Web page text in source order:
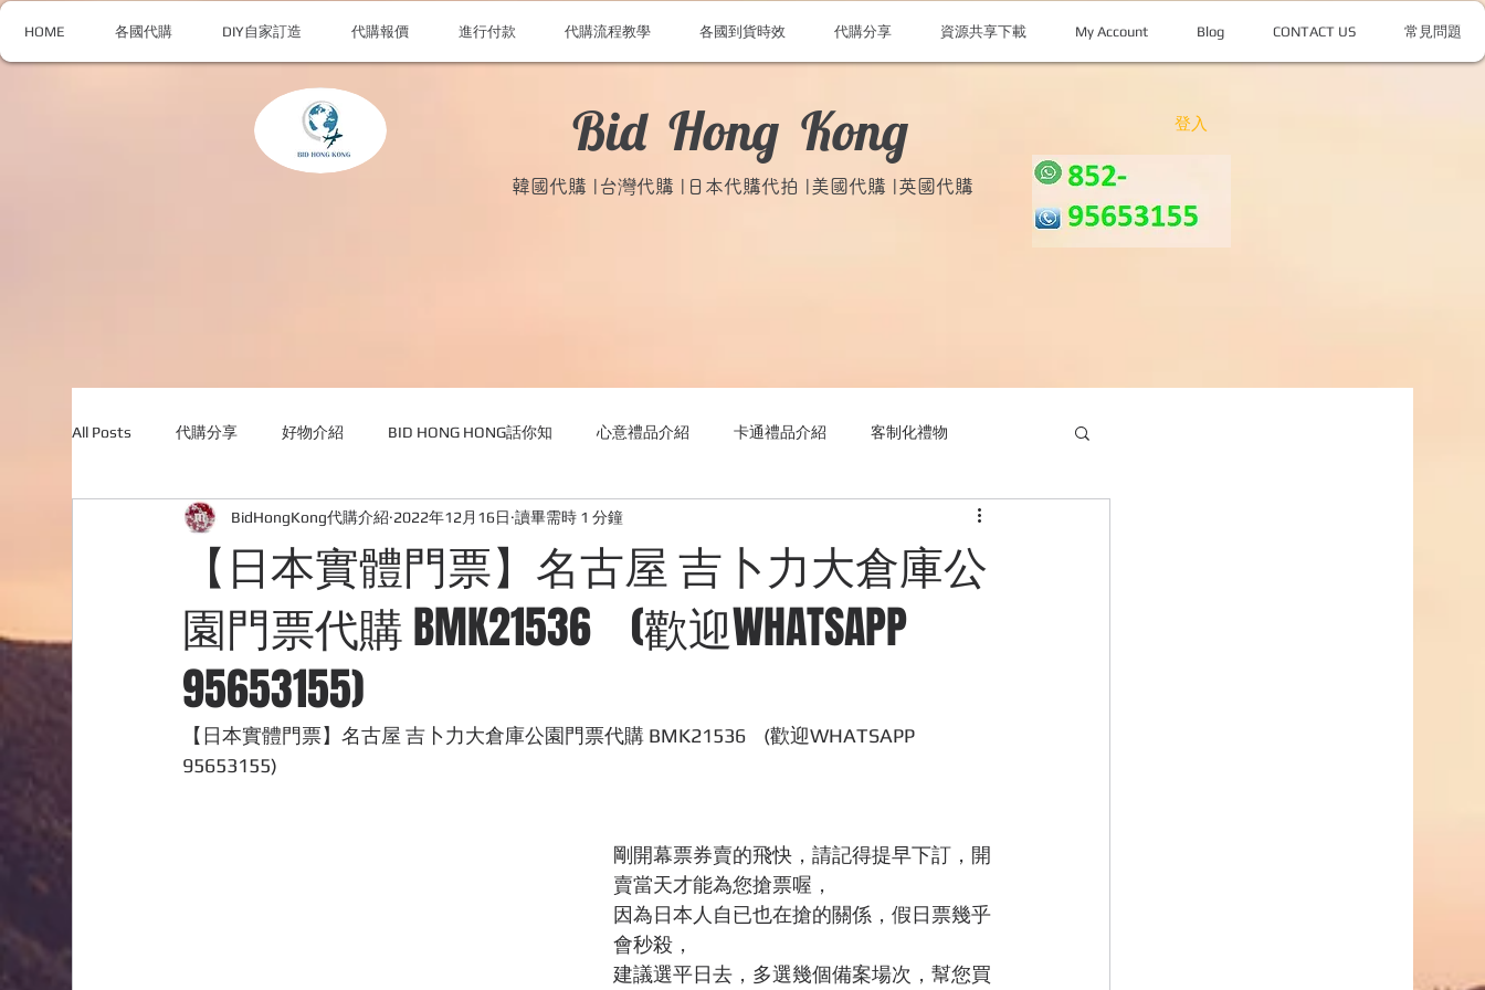
HOME 各國代購 DIY自家訂造 代購報價 進行付款 代購流程教學 各國到貨時效 代購分享 資源共享下載 My Account Blog CONTACT US 常見問題
Bid Hong Kong
韓國代購 |台灣代購 |日本代購代拍 |美國代購 |英國代購
登入
All Posts 代購分享 好物介紹 BID HONG HONG話你知 心意禮品介紹 卡通禮品介紹 客制化禮物
外國購物網站介紹 ABOUT ME ABOUT BIDHONGKONG 快閃團團 美食團購
台灣代購網站 Bidhongkong韓國代購網站 日本代購網站 旅行資訊
【日本實體門票】名古屋 吉卜力大倉庫公
園門票代購 BMK21536 (歡迎WHATSAPP
95653155)
BidHongKong代購介紹 2022年12月16日 讀畢需時 1 分鐘
【日本實體門票】名古屋 吉卜力大倉庫公園門票代購 BMK21536    (歡迎WHATSAPP
95653155)
剛開幕票券賣的飛快，請記得提早下訂，開
賣當天才能為您搶票喔，
因為日本人自已也在搶的關係，假日票幾乎
會秒殺，
建議選平日去，多選幾個備案場次，幫您買